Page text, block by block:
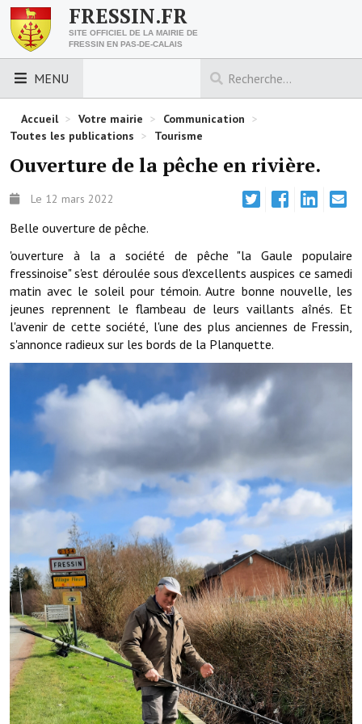
FRESSIN.FR
SITE OFFICIEL DE LA MAIRIE DE
FRESSIN EN PAS-DE-CALAIS
MENU
LES ESSENTIELS
Découvrez Fressin
Urbanisme
Nous contacter
Horaires de la mairie
Les foulées fressinoises
Démarches administratives
Projets et travaux en cours
Numéros d'urgence
Terrains et maisons à vendre
VOTRE MAIRIE
Elus et agents
L'équipe municipale
Le personnel municipal
Les moyens financiers
Accueil > Votre mairie > Communication >
Toutes les publications > Tourisme
Ouverture de la pêche en rivière.
Le 12 mars 2022
Belle ouverture de pêche.
'ouverture à la a société de pêche "la Gaule populaire
fressinoise" s'est déroulée sous d'excellents auspices ce samedi
matin avec le soleil pour témoin. Autre bonne nouvelle, les
jeunes reprennent le flambeau de leurs vaillants aînés. Et
l'avenir de cette société, l'une des plus anciennes de Fressin,
s'annonce radieux sur les bords de la Planquette.